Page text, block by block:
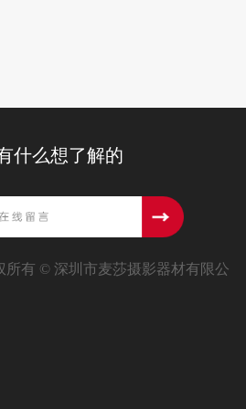
什么想了解的
所有 © 深圳市麦莎摄影器材有限公